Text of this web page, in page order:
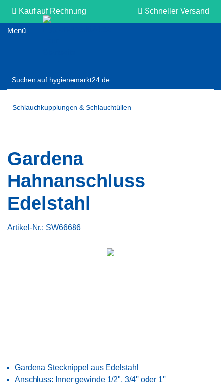
Kauf auf Rechnung Schneller Versand
Schlauchkupplungen & Schlauchtüllen
Gardena
Hahnanschluss
Edelstahl
Artikel-Nr.: SW66686
Gardena Stecknippel aus Edelstahl
Anschluss: Innengewinde 1/2", 3/4'' oder 1''